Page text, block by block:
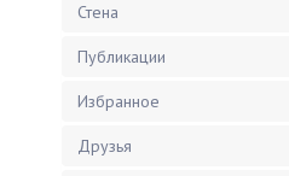
Стена
Публикации
Избранное
Друзья